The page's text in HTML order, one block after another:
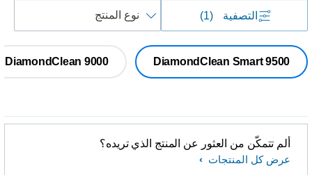
التصفية (1)
حسب
DiamondClean Smart 9500
DiamondClean 9000
ألم تتمكّن من العثور عن المنتج الذي تريده؟
عرض كل المنتجات